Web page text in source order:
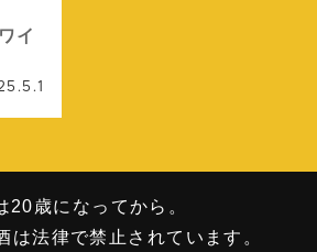
イ
20歳になってから。
は法律で禁止されています。